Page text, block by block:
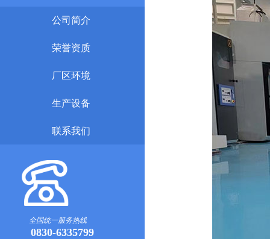
公司简介
荣誉资质
厂区环境
生产设备
联系我们
全国统一服务热线
0830-6335799